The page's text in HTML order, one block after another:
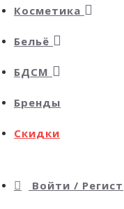
Косметика
Бельё
БДСМ
Бренды
Скидки
Войти /